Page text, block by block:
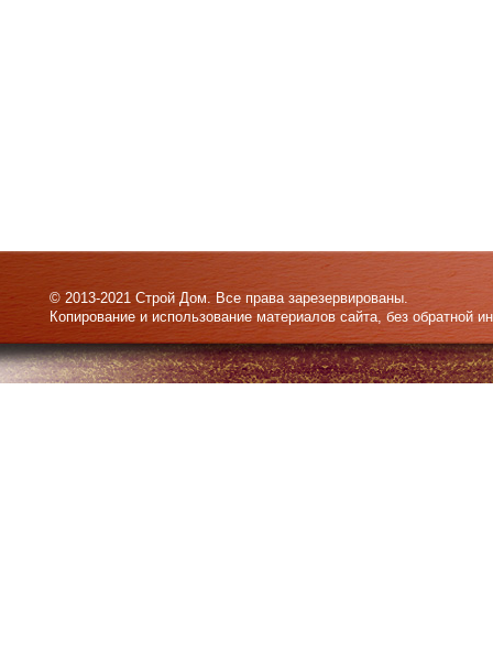
© 2013-2021 Строй Дом. Все права зарезервированы.
Копирование и использование материалов сайта, без обратной